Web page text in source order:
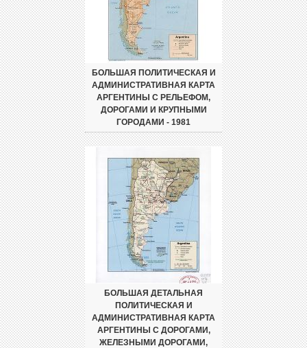
БОЛЬШАЯ ПОЛИТИЧЕСКАЯ И
АДМИНИСТРАТИВНАЯ КАРТА
АРГЕНТИНЫ С РЕЛЬЕФОМ,
ДОРОГАМИ И КРУПНЫМИ
ГОРОДАМИ - 1981
БОЛЬШАЯ ДЕТАЛЬНАЯ
ПОЛИТИЧЕСКАЯ И
АДМИНИСТРАТИВНАЯ КАРТА
АРГЕНТИНЫ С ДОРОГАМИ,
ЖЕЛЕЗНЫМИ ДОРОГАМИ,